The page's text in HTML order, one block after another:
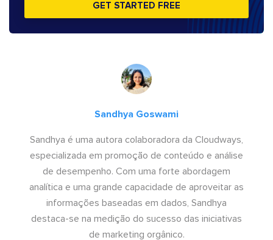
GET STARTED FREE
Sandhya Goswami
Sandhya é uma autora colaboradora da Cloudways,
especializada em promoção de conteúdo e análise
de desempenho. Com uma forte abordagem
analítica e uma grande capacidade de aproveitar as
informações baseadas em dados, Sandhya
destaca-se na medição do sucesso das iniciativas
de marketing orgânico.